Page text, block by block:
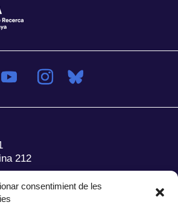
consentimient de les
212
de la Tecnologia (PMT)
UPC